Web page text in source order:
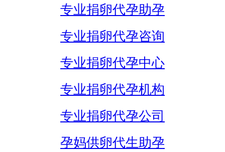
专业捐卵代孕助孕
专业捐卵代孕咨询
专业捐卵代孕中心
专业捐卵代孕机构
专业捐卵代孕公司
孕妈供卵代生助孕